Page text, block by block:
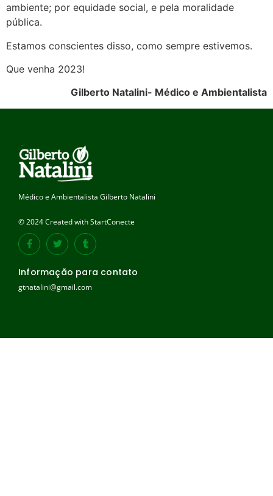
ambiente; por equidade social, e pela moralidade
pública.
Estamos conscientes disso, como sempre estivemos.
Que venha 2023!
Gilberto Natalini- Médico e Ambientalista
Médico e Ambientalista Gilberto Natalini
© 2024 Created with StartConecte
Informação para contato
gtnatalini@gmail.com